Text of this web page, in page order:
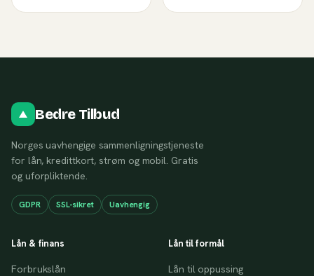
Bedre Tilbud
Norges uavhengige sammenligningstjeneste
for lån, kredittkort, strøm og mobil. Gratis
og uforpliktende.
GDPR SSL-sikret Uavhengig
Lån & finans
Forbrukslån
Lån til formål
Lån til oppussing